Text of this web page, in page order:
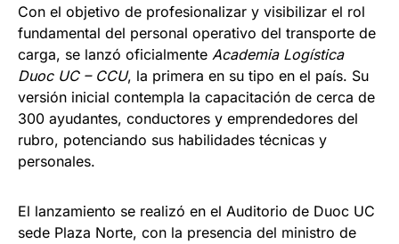
Con el objetivo de profesionalizar y visibilizar el rol
fundamental del personal operativo del transporte de
carga, se lanzó oficialmente Academia Logística
Duoc UC – CCU, la primera en su tipo en el país. Su
versión inicial contempla la capacitación de cerca de
300 ayudantes, conductores y emprendedores del
rubro, potenciando sus habilidades técnicas y
personales.
El lanzamiento se realizó en el Auditorio de Duoc UC
sede Plaza Norte, con la presencia del ministro de